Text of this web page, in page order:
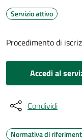
Servizio attivo
Procedimento di
Accedi al
Condividi
Normativa di